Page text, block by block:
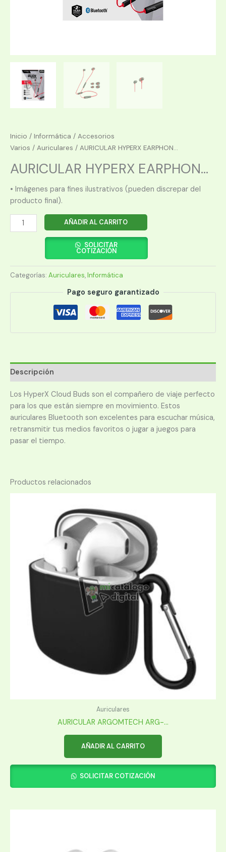
Inicio / Informática / Accesorios
Varios / Auriculares / AURICULAR HYPERX EARPHON...
AURICULAR HYPERX EARPHON...
• Imágenes para fines ilustrativos (pueden discrepar del
producto final).
AURICULAR
HYPERX
EARPHONE
MC-
RD/G
BT/MIC/ROJO
AÑADIR AL CARRITO
SOLICITAR
COTIZACIÓN
Categorías: Auriculares,Informática
Pago seguro garantizado
Descripción
Los HyperX Cloud Buds son el compañero de viaje perfecto
para los que están siempre en movimiento. Estos
auriculares Bluetooth son excelentes para escuchar música,
retransmitir tus medios favoritos o jugar a juegos para
pasar el tiempo.
Productos relacionados
Auriculares
AURICULAR ARGOMTECH ARG-...
AÑADIR AL CARRITO
SOLICITAR COTIZACIÓN